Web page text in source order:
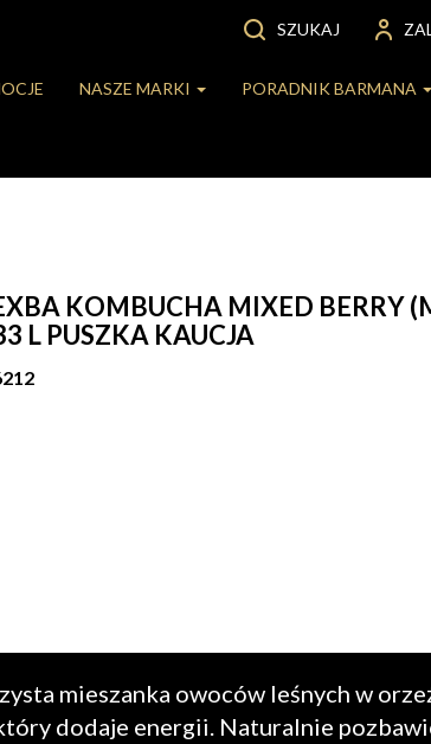
SZUKAJ
NASZE MARKI PORADNIK BARMANA
KOMBUCHA MIXED BERRY
L PUSZKA KAUCJA
mieszanka owoców leśnych w
dodaje energii. Naturalnie